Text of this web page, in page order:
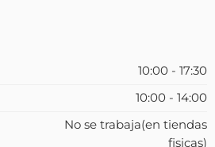
10:00 - 17:30
10:00 - 14:00
No se trabaja(en tiendas
fisicas)